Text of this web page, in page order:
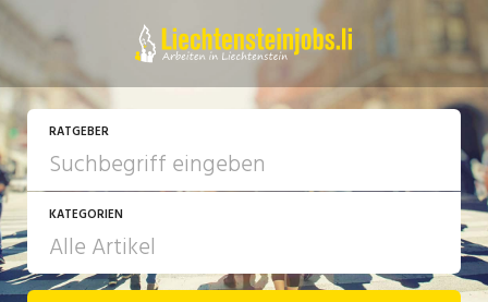
RATGEBER
KATEGORIEN